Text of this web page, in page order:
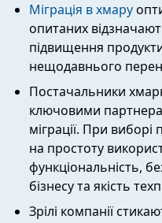
Міграція в хмару
опитаних
підвищення
нещодавнього
Постачальники
ключовими
міграції. При
на простоту
функціональність,
бізнесу та якість
Зрілі компанії